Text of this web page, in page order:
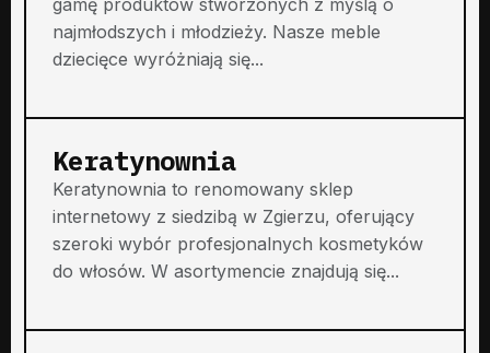
najmłodszych i młodzieży. Nasze meble
dziecięce wyróżniają się...
Keratynownia
Keratynownia to renomowany sklep
internetowy z siedzibą w Zgierzu, oferujący
szeroki wybór profesjonalnych kosmetyków
do włosów. W asortymencie znajdują się...